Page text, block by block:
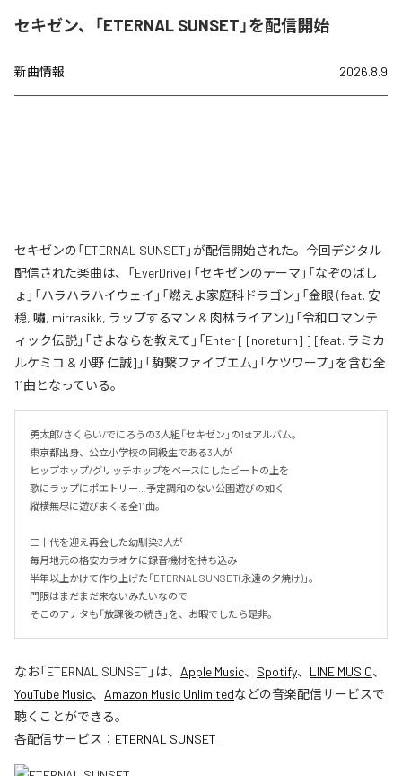
セキゼン、「ETERNAL SUNSET」を配信開始
新曲情報 2026.8.9
セキゼンの「ETERNAL SUNSET」が配信開始された。今回デジタル
配信された楽曲は、「EverDrive」「セキゼンのテーマ」「なぞのばし
ょ」「ハラハラハイウェイ」「燃えよ家庭科ドラゴン」「金眼 (feat. 安
穏, 嘯, mirrasikk, ラップするマン & 肉林ライアン)」「令和ロマンテ
ィック伝説」「さよならを教えて」「Enter [ [noreturn] ] [feat. ラミカ
ルケミコ & 小野 仁誠]」「駒繋ファイブエム」「ケツワープ」を含む全
11曲となっている。
勇太郎/さくらい/でにろうの3人組「セキゼン」の1stアルバム。
東京都出身、公立小学校の同級生である3人が
ヒップホップ/グリッチホップをベースにしたビートの上を
歌にラップにポエトリー…予定調和のない公園遊びの如く
縦横無尽に遊びまくる全11曲。
三十代を迎え再会した幼馴染3人が
毎月地元の格安カラオケに録音機材を持ち込み
半年以上かけて作り上げた「ETERNAL SUNSET(永遠の夕焼け)」。
門限はまだまだ来ないみたいなので
そこのアナタも「放課後の続き」を、お暇でしたら是非。
なお「ETERNAL SUNSET 」は、 Apple Music、 Spotify、 LINE MUSIC、
YouTube Music、 Amazon Music Unlimitedなどの音楽配信サービスで
聴くことができる。
各配信サービス： ETERNAL SUNSET